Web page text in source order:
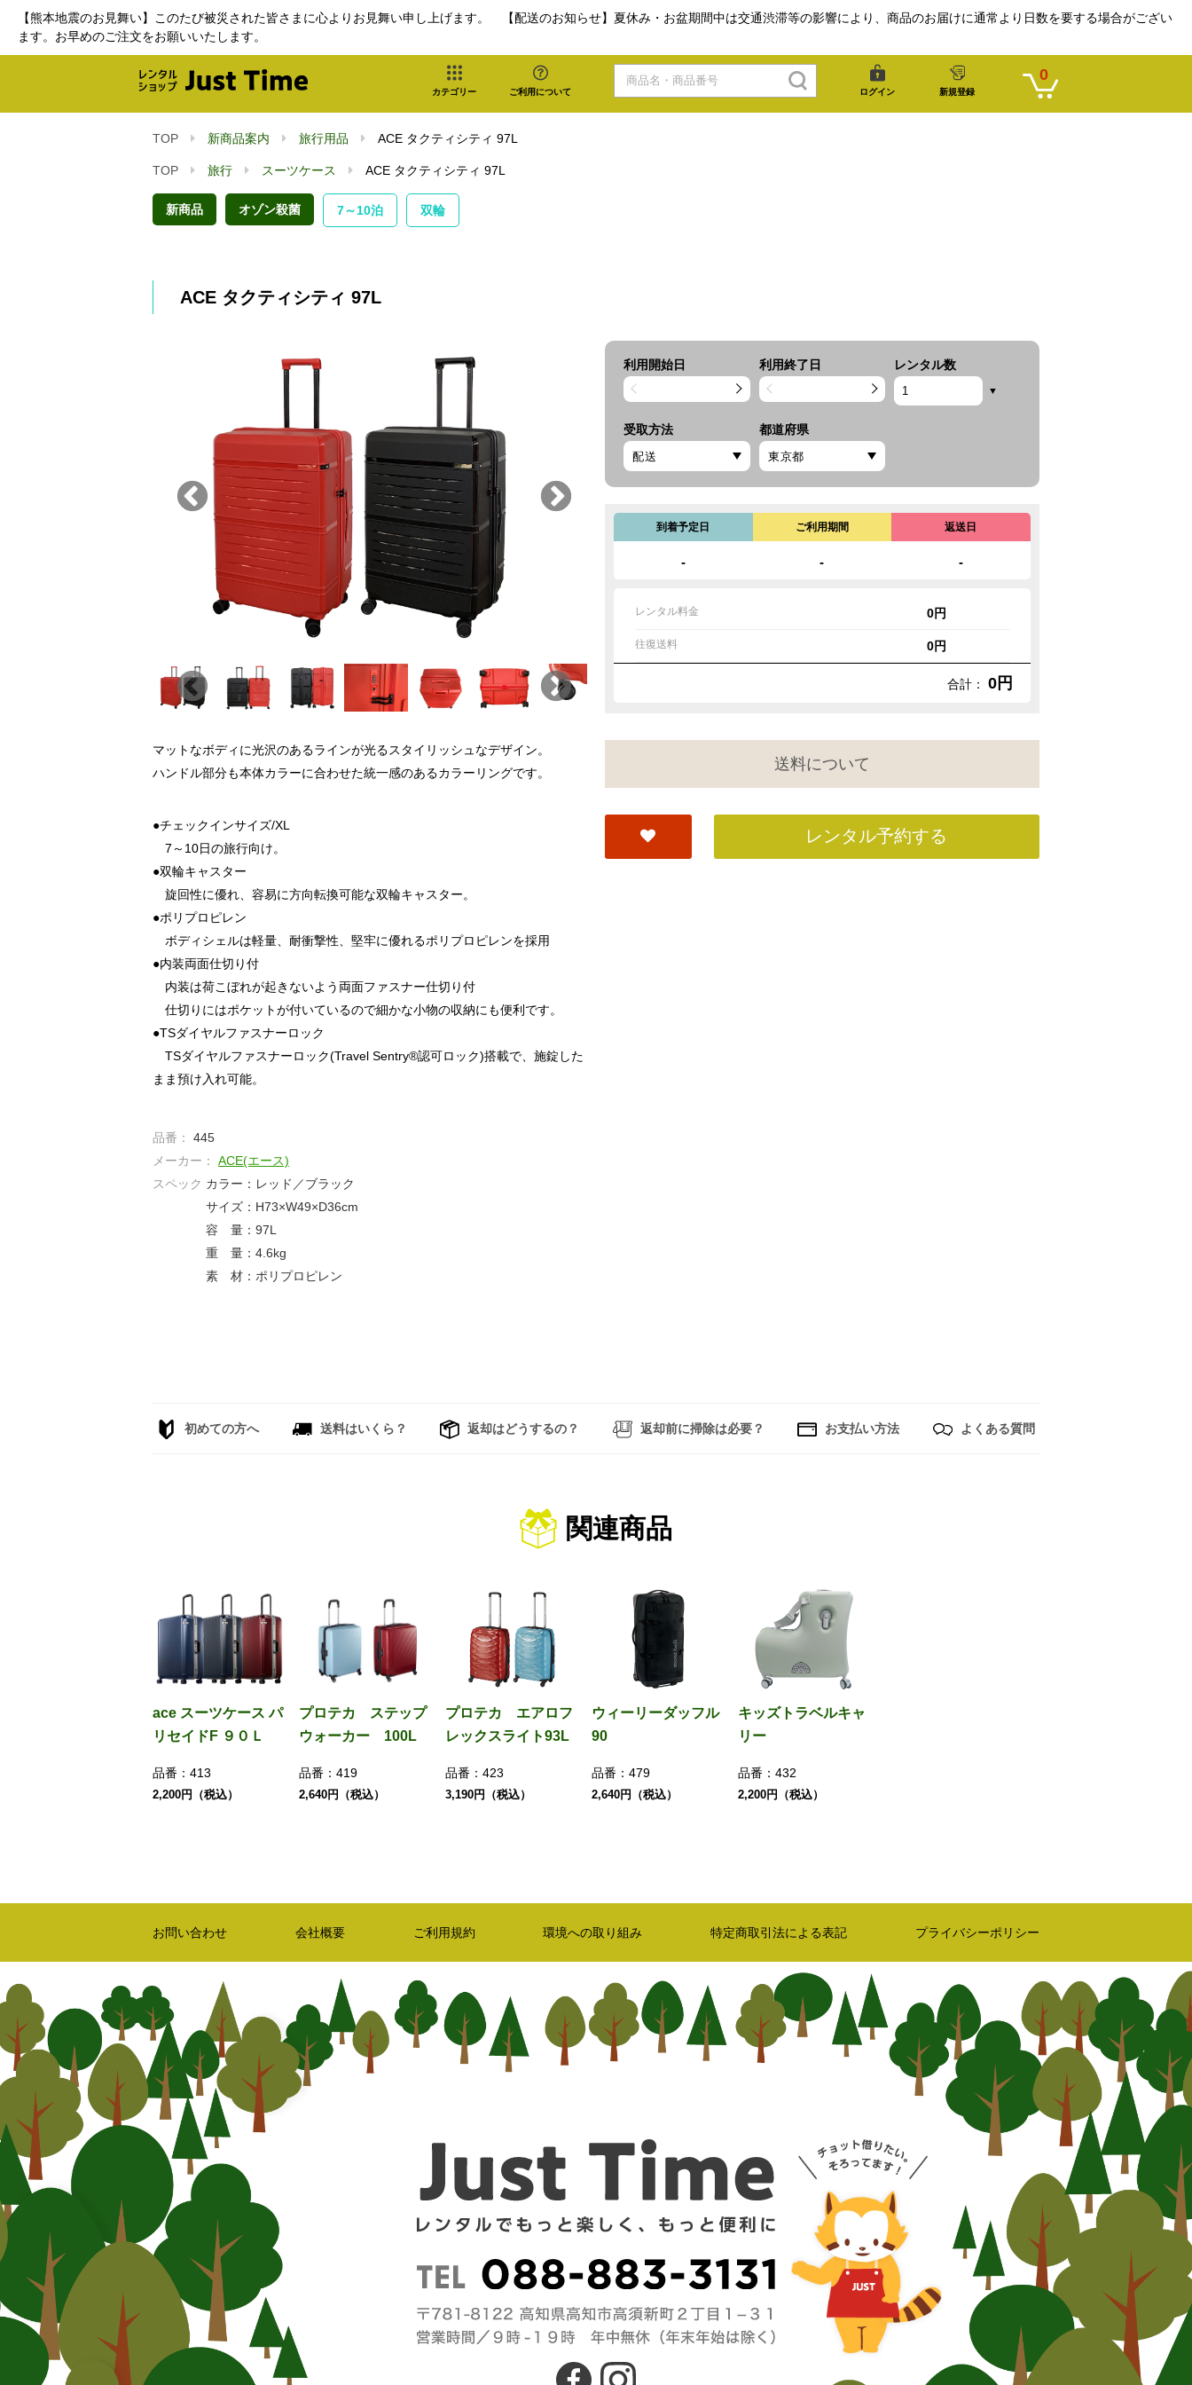
【熊本地震のお見舞い】このたび被災された皆さまに心よりお見舞い申し上げます。 【配送のお知らせ】夏休み・お盆期間中は交通渋滞等の影響により、商品のお届けに通常より日数を要する場合がござい
ます。お早めのご注文をお願いいたします。
カテゴリー ご利用について ログイン 新規登録
0
TOP 新商品案内 旅行用品 ACE タクティシティ 97L
TOP 旅行 スーツケース ACE タクティシティ 97L
新商品 オゾン殺菌 7～10泊 双輪
ACE タクティシティ 97L
マットなボディに光沢のあるラインが光るスタイリッシュなデザイン。
ハンドル部分も本体カラーに合わせた統一感のあるカラーリングです。
●チェックインサイズ/XL
7～10日の旅行向け。
●双輪キャスター
旋回性に優れ、容易に方向転換可能な双輪キャスター。
●ポリプロピレン
ボディシェルは軽量、耐衝撃性、堅牢に優れるポリプロピレンを採用
●内装両面仕切り付
内装は荷こぼれが起きないよう両面ファスナー仕切り付
仕切りにはポケットが付いているので細かな小物の収納にも便利です。
●TSダイヤルファスナーロック
TSダイヤルファスナーロック(Travel Sentry®認可ロック)搭載で、施錠した
まま預け入れ可能。
品番：
445
メーカー：
ACE(エース)
スペック カラー：レッド／ブラック
サイズ：H73×W49×D36cm
容 量：97L
重 量：4.6kg
素 材：ポリプロピレン
利用開始日 利用終了日 レンタル数
受取方法 都道府県
到着予定日
-
ご利用期間
-
返送日
-
レンタル料金 0円
往復送料 0円
合計： 0円
送料について
レンタル予約する
初めての方へ 送料はいくら？ 返却はどうするの？ 返却前に掃除は必要？ お支払い方法 よくある質問
関連商品
ace スーツケース パ
リセイドF ９０Ｌ
品番： 413
2,200円（税込）
プロテカ ステップ
ウォーカー 100L
品番： 419
2,640円（税込）
プロテカ エアロフ
レックスライト93L
品番： 423
3,190円（税込）
ウィーリーダッフル
90
品番： 479
2,640円（税込）
キッズトラベルキャ
リー
品番： 432
2,200円（税込）
お問い合わせ 会社概要 ご利用規約 環境への取り組み 特定商取引法による表記 プライバシーポリシー